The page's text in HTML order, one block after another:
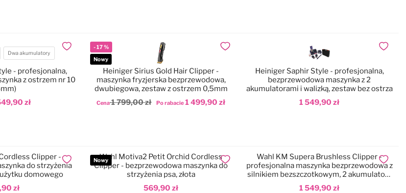
Dwa akumulatory
zł
- profesjonalna,
z ostrzem nr 10
Dodaj do ulubionych
-17%
Nowy
Po rabacie 1 499,90 zł
Cena 1 799,00 zł
Heiniger Sirius Gold Hair Clipper -
maszynka fryzjerska bezprzewodowa,
dwubiegowa, zestaw z ostrzem 0,5mm
Dodaj do ulubionych
1 549,90 zł
Heiniger Saphir Style - profesjonalna,
bezprzewodowa maszynka z 2
akumulatorami i walizką, zestaw bez ostrza
Dodaj
zł
Clipper -
do strzyżenia
domowego
Dodaj do ulubionych
Nowy
569,90 zł
Wahl Motiva2 Petit Orchid Cordless
Clipper - bezprzewodowa maszynka do
strzyżenia psa, złota
Dodaj do ulubionych
1 549,90 zł
Wahl KM Supera Brushless Clipper -
profesjonalna maszynka bezprzewodowa z
silnikiem bezszczotkowym, 2 akumulatory
+ ostrze nr 10
Dodaj